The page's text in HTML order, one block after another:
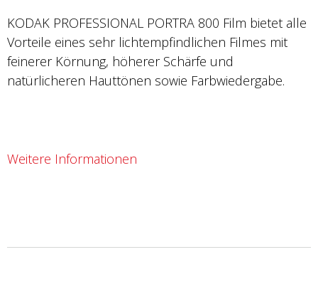
KODAK PROFESSIONAL PORTRA 800 Film bietet alle
Vorteile eines sehr lichtempfindlichen Filmes mit
feinerer Körnung, höherer Schärfe und
natürlicheren Hauttönen sowie Farbwiedergabe.
Weitere Informationen